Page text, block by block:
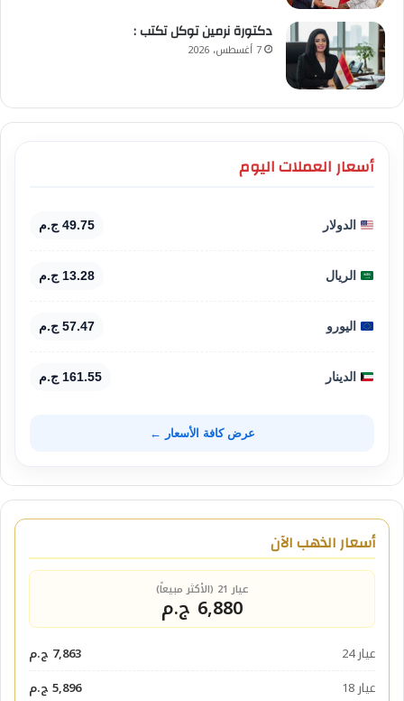
​دكتورة نرمين توكل تكتب :
7 أغسطس، 2026
أسعار العملات اليوم
الدولار 49.75 ج.م
الريال 13.28 ج.م
اليورو 57.47 ج.م
الدينار 161.55 ج.م
عرض كافة الأسعار ←
أسعار الذهب الآن
عيار 21 (الأكثر مبيعاً)
6,880 ج.م
عيار 24
7,863 ج.م
عيار 18
5,896 ج.م